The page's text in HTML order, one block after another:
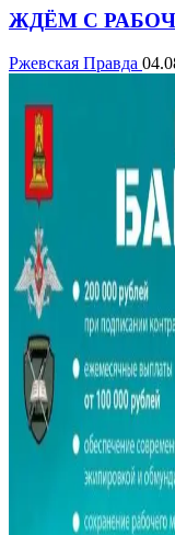
ЖДЁМ С
Ржевская Правда